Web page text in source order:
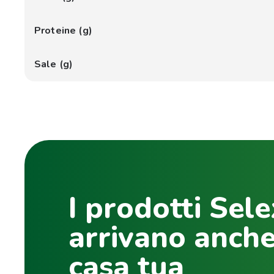
Proteine (g)
Sale (g)
I prodotti
arrivano